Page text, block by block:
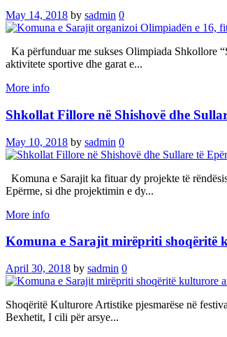
May 14, 2018 by sadmin 0
Ka përfunduar me sukses Olimpiada Shkollore
aktivitete sportive dhe garat e...
More info
Shkollat Fillore në Shishovë dhe
May 10, 2018 by sadmin 0
Komuna e Sarajit ka fituar dy projekte të
Epërme, si dhe projektimin e dy...
More info
Komuna e Sarajit mirëpriti shoqëritë
April 30, 2018 by sadmin 0
Shoqëritë Kulturore Artistike pjesmarëse në
Bexhetit, I cili për arsye...